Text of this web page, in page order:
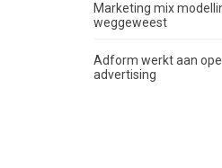
Marketing mix
weggeweest
Adform werkt aan
advertising